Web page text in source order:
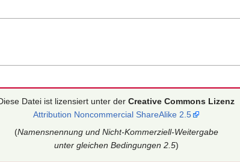
Datei ist lizensiert unter der Creative Commons Lizenz
Attribution Noncommercial ShareAlike 2.5
(Namensnennung und Nicht-Kommerziell-Weitergabe
unter gleichen Bedingungen 2.5)